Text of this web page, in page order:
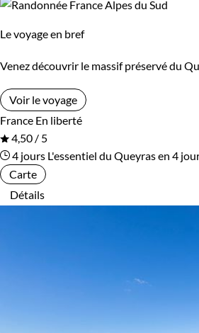
Le voyage en bref
Venez découvrir le massif préservé du
Voir le voyage
France En liberté
4,50 / 5
4 jours L'essentiel du Queyras en 4
Carte
Détails